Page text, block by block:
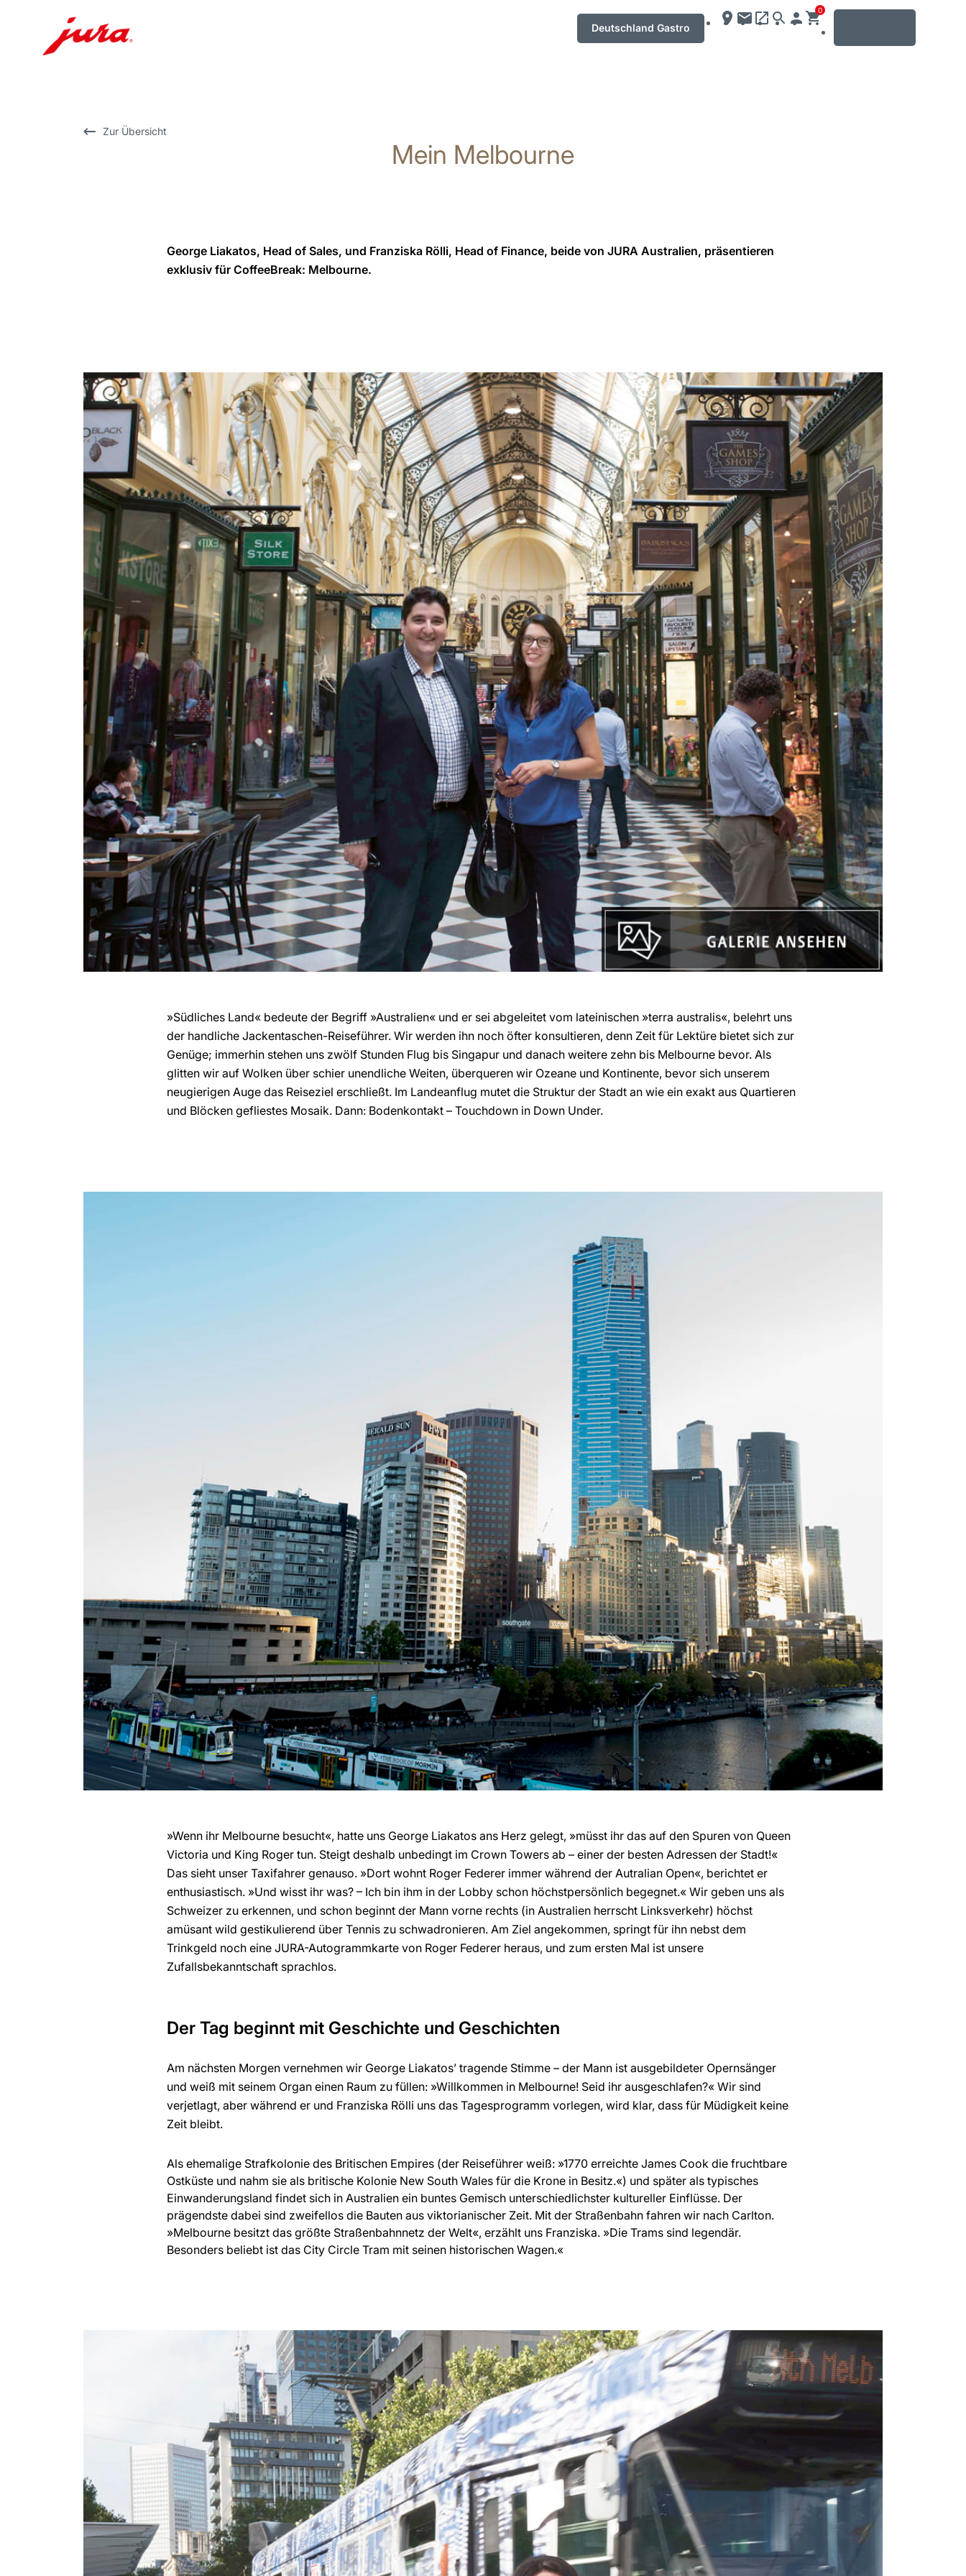
Deutschland Gastro
0
Zur Übersicht
Mein Melbourne
George Liakatos, Head of Sales, und Franziska Rölli, Head of Finance, beide von JURA Australien, präsentieren
exklusiv für CoffeeBreak: Melbourne.
»Südliches Land« bedeute der Begriff »Australien« und er sei abgeleitet vom lateinischen »terra australis«, belehrt uns
der handliche Jackentaschen-Reiseführer. Wir werden ihn noch öfter konsultieren, denn Zeit für Lektüre bietet sich zur
Genüge; immerhin stehen uns zwölf Stunden Flug bis Singapur und danach weitere zehn bis Melbourne bevor. Als
glitten wir auf Wolken über schier unendliche Weiten, überqueren wir Ozeane und Kontinente, bevor sich unserem
neugierigen Auge das Reiseziel erschließt. Im Landeanflug mutet die Struktur der Stadt an wie ein exakt aus Quartieren
und Blöcken gefliestes Mosaik. Dann: Bodenkontakt – Touchdown in Down Under.
»Wenn ihr Melbourne besucht«, hatte uns George Liakatos ans Herz gelegt, »müsst ihr das auf den Spuren von Queen
Victoria und King Roger tun. Steigt deshalb unbedingt im Crown Towers ab – einer der besten Adressen der Stadt!«
Das sieht unser Taxifahrer genauso. »Dort wohnt Roger Federer immer während der Autralian Open«, berichtet er
enthusiastisch. »Und wisst ihr was? – Ich bin ihm in der Lobby schon höchstpersönlich begegnet.« Wir geben uns als
Schweizer zu erkennen, und schon beginnt der Mann vorne rechts (in Australien herrscht Linksverkehr) höchst
amüsant wild gestikulierend über Tennis zu schwadronieren. Am Ziel angekommen, springt für ihn nebst dem
Trinkgeld noch eine JURA-Autogrammkarte von Roger Federer heraus, und zum ersten Mal ist unsere
Zufallsbekanntschaft sprachlos.
Der Tag beginnt mit Geschichte und Geschichten
Am nächsten Morgen vernehmen wir George Liakatos’ tragende Stimme – der Mann ist ausgebildeter Opernsänger
und weiß mit seinem Organ einen Raum zu füllen: »Willkommen in Melbourne! Seid ihr ausgeschlafen?« Wir sind
verjetlagt, aber während er und Franziska Rölli uns das Tagesprogramm vorlegen, wird klar, dass für Müdigkeit keine
Zeit bleibt.
Als ehemalige Strafkolonie des Britischen Empires (der Reiseführer weiß: »1770 erreichte James Cook die fruchtbare
Ostküste und nahm sie als britische Kolonie New South Wales für die Krone in Besitz.«) und später als typisches
Einwanderungsland findet sich in Australien ein buntes Gemisch unterschiedlichster kultureller Einflüsse. Der
prägendste dabei sind zweifellos die Bauten aus viktorianischer Zeit. Mit der Straßenbahn fahren wir nach Carlton.
»Melbourne besitzt das größte Straßenbahnnetz der Welt«, erzählt uns Franziska. »Die Trams sind legendär.
Besonders beliebt ist das City Circle Tram mit seinen historischen Wagen.«